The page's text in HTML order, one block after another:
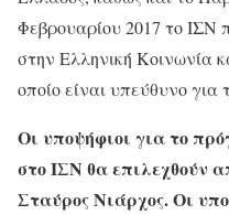
Φεβρουαρίου 2017 το
στην Ελληνική Κοινωνία
οποίο είναι υπεύθυνο για
Οι υποψήφιοι για το
στο ΙΣΝ θα επιλεχθούν
Σταύρος Νιάρχος. Οι